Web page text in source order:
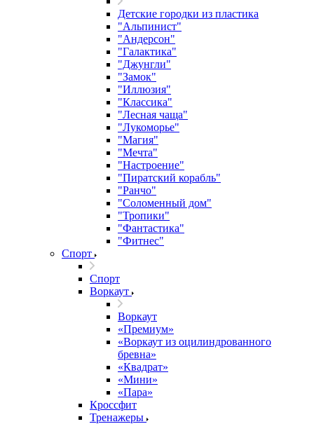
Детские городки из пластика
"Альпинист"
"Андерсон"
"Галактика"
"Джунгли"
"Замок"
"Иллюзия"
"Классика"
"Лесная чаща"
"Лукоморье"
"Магия"
"Мечта"
"Настроение"
"Пиратский корабль"
"Ранчо"
"Соломенный дом"
"Тропики"
"Фантастика"
"Фитнес"
Спорт
Спорт
Воркаут
Воркаут
«Премиум»
«Воркаут из оцилиндрованного
бревна»
«Квадрат»
«Мини»
«Пара»
Кроссфит
Тренажеры